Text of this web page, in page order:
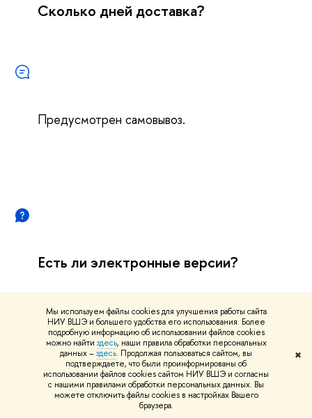
Мы используем файлы cookies для улучшения работы сайта
НИУ ВШЭ и большего удобства его использования. Более
подробную информацию об использовании файлов cookies
можно найти здесь, наши правила обработки персональных
данных –здесь. Продолжая пользоваться сайтом, вы
подтверждаете, что были проинформированы об
использовании файлов cookies сайтом НИУ ВШЭ и согласны
с нашими правилами обработки персональных данных. Вы
можете отключить файлы cookies в настройках Вашего
браузера.
✖
Сколько дней доставка?
Предусмотрен самовывоз.
Есть ли электронные версии?
Да, конечно, Вы можете приобрести любую
книгу серии «Новое в менеджменте» в
формате PDF. Предоставленная ссылка